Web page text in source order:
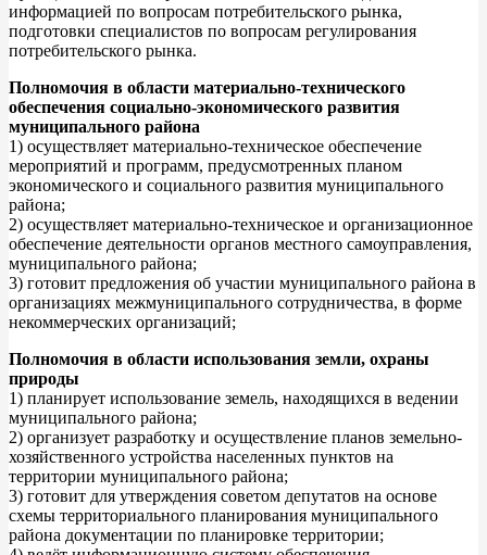
информацией по вопросам потребительского рынка,
подготовки специалистов по вопросам регулирования
потребительского рынка.
Полномочия в области материально-технического
обеспечения социально-экономического развития
муниципального района
1) осуществляет материально-техническое обеспечение
мероприятий и программ, предусмотренных планом
экономического и социального развития муниципального
района;
2) осуществляет материально-техническое и организационное
обеспечение деятельности органов местного самоуправления,
муниципального района;
3) готовит предложения об участии муниципального района в
организациях межмуниципального сотрудничества, в форме
некоммерческих организаций;
Полномочия в области использования земли, охраны
природы
1) планирует использование земель, находящихся в ведении
муниципального района;
2) организует разработку и осуществление планов земельно-
хозяйственного устройства населенных пунктов на
территории муниципального района;
3) готовит для утверждения советом депутатов на основе
схемы территориального планирования муниципального
района документации по планировке территории;